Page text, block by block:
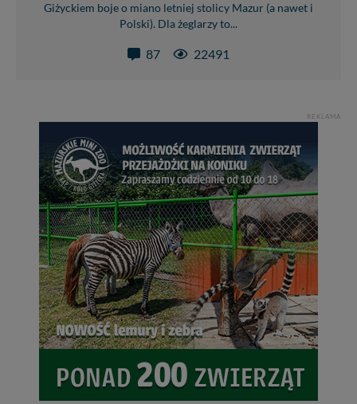
Giżyckiem boje o miano letniej stolicy Mazur (a nawet i
Polski). Dla żeglarzy to...
87 22491
REKLAMA